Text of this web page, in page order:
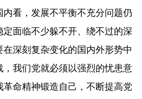
内看，发展不平衡不充分问题仍
面临不少躲不开、绕不过的深
在深刻复杂变化的国内外形势中
我们党就必须以强烈的忧患意
命精神锻造自己，不断提高党